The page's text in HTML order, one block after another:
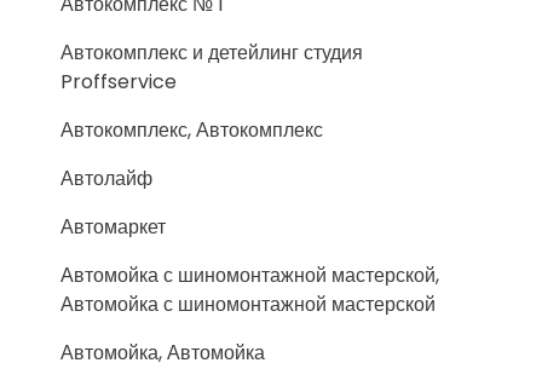
Автокомплекс и детейлинг студия
Proffservice
Автокомплекс, Автокомплекс
Автолайф
Автомаркет
Автомойка с шиномонтажной мастерской,
Автомойка с шиномонтажной мастерской
Автомойка, Автомойка